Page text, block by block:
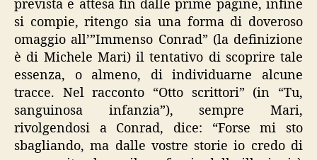
prevista e attesa fin dalle prime pagine, infine
si compie, ritengo sia una forma di doveroso
omaggio all’”Immenso Conrad” (la definizione
è di Michele Mari) il tentativo di scoprire tale
essenza, o almeno, di individuarne alcune
tracce. Nel racconto “Otto scrittori” (in “Tu,
sanguinosa infanzia”), sempre Mari,
rivolgendosi a Conrad, dice: “Forse mi sto
sbagliando, ma dalle vostre storie io credo di